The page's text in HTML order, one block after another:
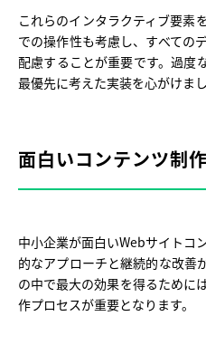
これらのインタラクティブ要素
での操作性も考慮し、すべての
配慮することが重要です。過度
最優先に考えた実装を心がけまし
面白いコンテンツ制
中小企業が面白いWebサイトコ
的なアプローチと継続的な改善
の中で最大の効果を得るために
作プロセスが重要となります。